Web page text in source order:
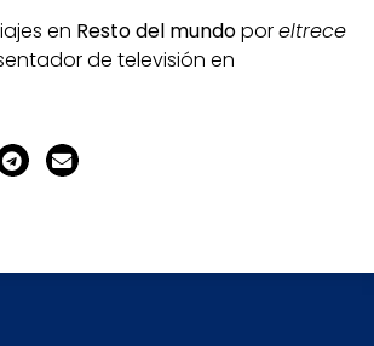
en Resto del mundoporeltrece
de televisión en